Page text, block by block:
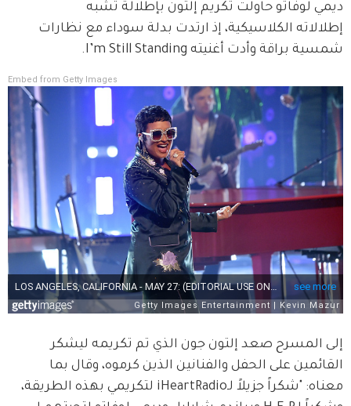
ديمي لوفاتو حاولت تكريم إلتون بإطلالة تشبه
إطلالاته الكلاسيكية، إذ ارتدت بدلة سوداء مع نظارات
شمسية براقة وأدت أغنيته I’m Still Standing.
Embed from Getty Images
إلى المسرح صعد إلتون جون الذي تم تكريمه ليشكر
القائمين على الحفل والفنانين الذين كرموه، وقال بما
معناه: "شكراً جزيلاً لـiHeartRadio لتكريمي بهذه الطريقة،